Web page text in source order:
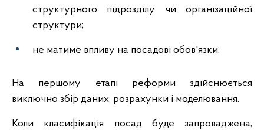
структурного підрозділу чи організаційної
структури;
не матиме впливу на посадові обов'язки.
На першому етапі реформи здійснюється
виключно збір даних, розрахунки і моделювання.
Коли класифікація посад буде запроваджена,